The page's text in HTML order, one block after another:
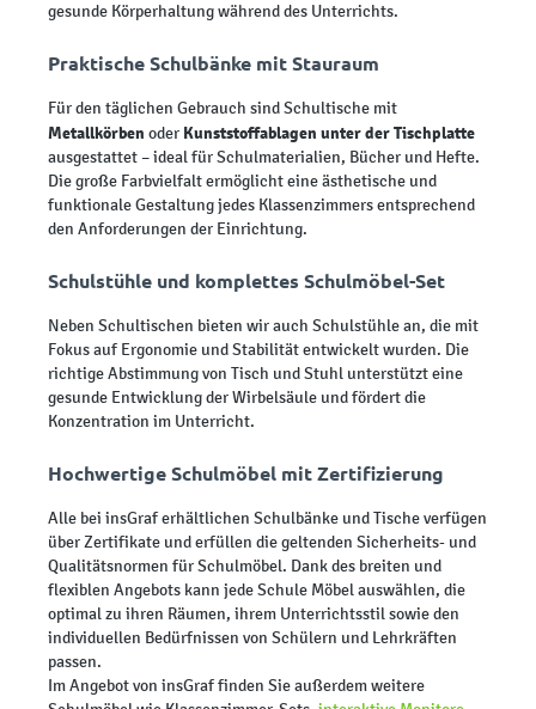
gesunde Körperhaltung während des Unterrichts.
Praktische Schulbänke mit Stauraum
Für den täglichen Gebrauch sind Schultische mit
Metallkörben oder Kunststoffablagen unter der Tischplatte
ausgestattet – ideal für Schulmaterialien, Bücher und Hefte.
Die große Farbvielfalt ermöglicht eine ästhetische und
funktionale Gestaltung jedes Klassenzimmers entsprechend
den Anforderungen der Einrichtung.
Schulstühle und komplettes Schulmöbel-Set
Neben Schultischen bieten wir auch Schulstühle an, die mit
Fokus auf Ergonomie und Stabilität entwickelt wurden. Die
richtige Abstimmung von Tisch und Stuhl unterstützt eine
gesunde Entwicklung der Wirbelsäule und fördert die
Konzentration im Unterricht.
Hochwertige Schulmöbel mit Zertifizierung
Alle bei insGraf erhältlichen Schulbänke und Tische verfügen
über Zertifikate und erfüllen die geltenden Sicherheits- und
Qualitätsnormen für Schulmöbel. Dank des breiten und
flexiblen Angebots kann jede Schule Möbel auswählen, die
optimal zu ihren Räumen, ihrem Unterrichtsstil sowie den
individuellen Bedürfnissen von Schülern und Lehrkräften
passen.
Im Angebot von insGraf finden Sie außerdem weitere